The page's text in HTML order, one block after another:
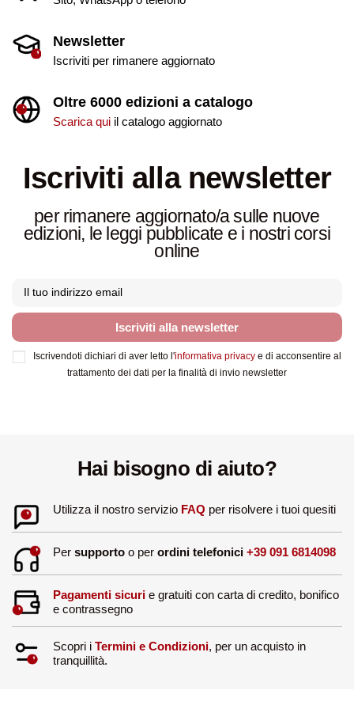
Newsletter
Iscriviti per rimanere aggiornato
Oltre 6000 edizioni a catalogo
Scarica quiil catalogo aggiornato
Iscriviti alla newsletter
per rimanere aggiornato/a sulle nuove
edizioni, le leggi pubblicate e i nostri corsi
online
Iscriviti alla newsletter
Iscrivendoti dichiari di aver letto l'informativa privacy e di acconsentire al
trattamento dei dati per la finalità di invio newsletter
Hai bisogno di aiuto?
Utilizza il nostro servizio FAQ per risolvere i tuoi quesiti
Per supportoo per ordini telefonici +39 091 6814098
Pagamenti sicurie gratuiti con carta di credito, bonifico
e contrassegno
Scopri i Termini e Condizioni, per un acquisto in
tranquillità.